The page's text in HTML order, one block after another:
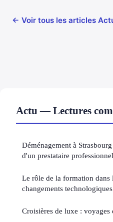
← Voir tous les articles
Actu — Lectures
Déménagement à
d'un prestataire professionnel
Le rôle de la formation dans
changements
Croisières de luxe : voyages